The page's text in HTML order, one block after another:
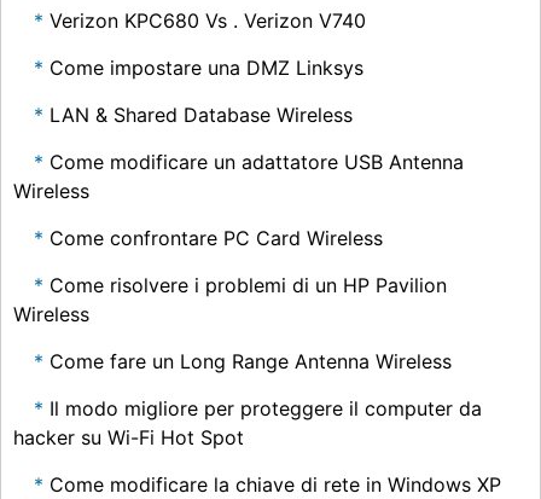
Verizon KPC680 Vs . Verizon V740
Come impostare una DMZ Linksys
LAN & Shared Database Wireless
Come modificare un adattatore USB Antenna
Wireless
Come confrontare PC Card Wireless
Come risolvere i problemi di un HP Pavilion
Wireless
Come fare un Long Range Antenna Wireless
Il modo migliore per proteggere il computer da
hacker su Wi-Fi Hot Spot
Come modificare la chiave di rete in Windows XP